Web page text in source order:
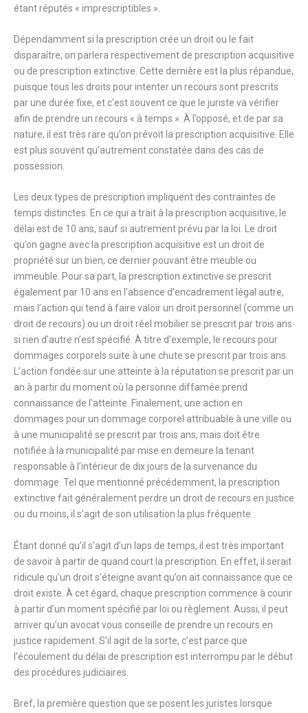
étant réputés « imprescriptibles ».
Dépendamment si la prescription crée un droit ou le fait
disparaître, on parlera respectivement de prescription acquisitive
ou de prescription extinctive. Cette dernière est la plus répandue,
puisque tous les droits pour intenter un recours sont prescrits
par une durée fixe, et c’est souvent ce que le juriste va vérifier
afin de prendre un recours « à temps ». À l’opposé, et de par sa
nature, il est très rare qu’on prévoit la prescription acquisitive. Elle
est plus souvent qu’autrement constatée dans des cas de
possession.
Les deux types de prescription impliquent des contraintes de
temps distinctes. En ce qui a trait à la prescription acquisitive, le
délai est de 10 ans, sauf si autrement prévu par la loi. Le droit
qu’on gagne avec la prescription acquisitive est un droit de
propriété sur un bien, ce dernier pouvant être meuble ou
immeuble. Pour sa part, la prescription extinctive se prescrit
également par 10 ans en l’absence d’encadrement légal autre,
mais l’action qui tend à faire valoir un droit personnel (comme un
droit de recours) ou un droit réel mobilier se prescrit par trois ans
si rien d’autre n’est spécifié. À titre d’exemple, le recours pour
dommages corporels suite à une chute se prescrit par trois ans.
L’action fondée sur une atteinte à la réputation se prescrit par un
an à partir du moment où la personne diffamée prend
connaissance de l’atteinte. Finalement, une action en
dommages pour un dommage corporel attribuable à une ville ou
à une municipalité se prescrit par trois ans, mais doit être
notifiée à la municipalité par mise en demeure la tenant
responsable à l’intérieur de dix jours de la survenance du
dommage. Tel que mentionné précédemment, la prescription
extinctive fait généralement perdre un droit de recours en justice
ou du moins, il s’agit de son utilisation la plus fréquente.
Étant donné qu’il s’agit d’un laps de temps, il est très important
de savoir à partir de quand court la prescription. En effet, il serait
ridicule qu’un droit s’éteigne avant qu’on ait connaissance que ce
droit existe. À cet égard, chaque prescription commence à courir
à partir d’un moment spécifié par loi ou règlement. Aussi, il peut
arriver qu’un avocat vous conseille de prendre un recours en
justice rapidement. S’il agit de la sorte, c’est parce que
l’écoulement du délai de prescription est interrompu par le début
des procédures judiciaires.
Bref, la première question que se posent les juristes lorsque